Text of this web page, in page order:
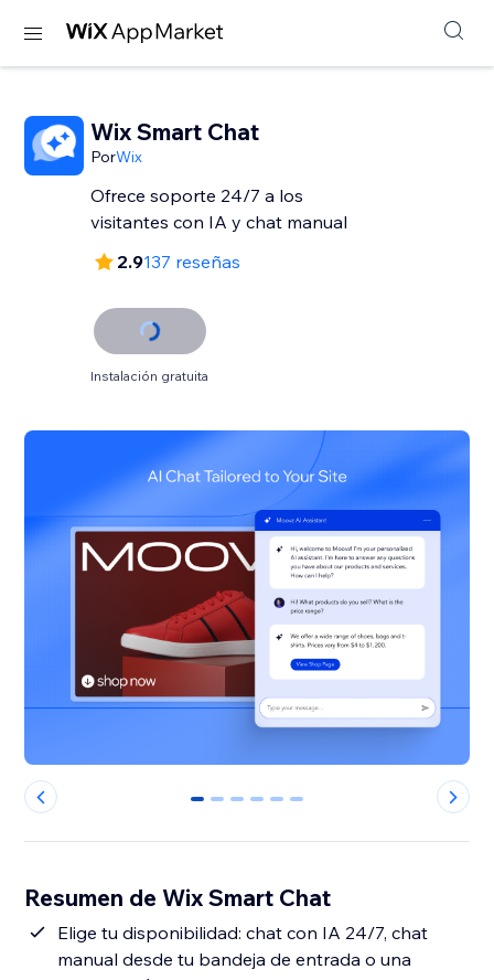
Wix Smart Chat
PorWix
Ofrece soporte 24/7 a los
visitantes con IA y chat manual
2.9137 reseñas
Instalación gratuita
0 1 2 3 4 5
Resumen de Wix Smart Chat
Elige tu disponibilidad: chat con IA 24/7, chat
manual desde tu bandeja de entrada o una